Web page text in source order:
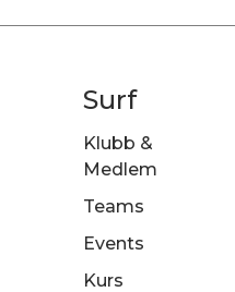
Surf
Klubb &
Medlem
Teams
Events
Kurs